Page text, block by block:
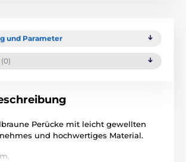
und Parameter
(0)
Perücke mit leicht gewellten
und hochwertiges Material.